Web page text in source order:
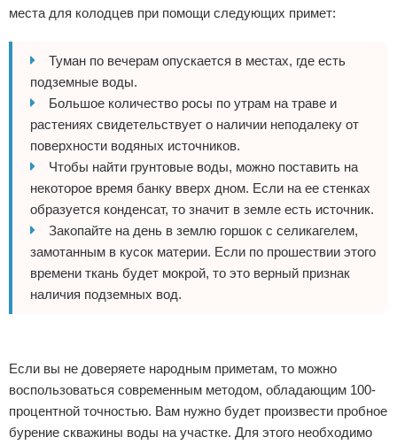
места для колодцев при помощи следующих примет:
Туман по вечерам опускается в местах, где есть
подземные воды.
Большое количество росы по утрам на траве и
растениях свидетельствует о наличии неподалеку от
поверхности водяных источников.
Чтобы найти грунтовые воды, можно поставить на
некоторое время банку вверх дном. Если на ее стенках
образуется конденсат, то значит в земле есть источник.
Закопайте на день в землю горшок с селикагелем,
замотанным в кусок материи. Если по прошествии этого
времени ткань будет мокрой, то это верный признак
наличия подземных вод.
Если вы не доверяете народным приметам, то можно
воспользоваться современным методом, обладающим 100-
процентной точностью. Вам нужно будет произвести пробное
бурение скважины воды на участке. Для этого необходимо